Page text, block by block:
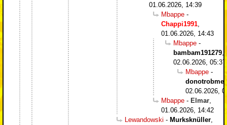
01.06.2026, 14:39
Mbappe -
Chappi1991,
01.06.2026, 14:43
Mbappe -
bambam191279,
02.06.2026, 05:37
Mbappe -
donotrobme ,
02.06.2026,
Mbappe - Elmar,
01.06.2026, 14:42
Lewandowski - Murksknüller,